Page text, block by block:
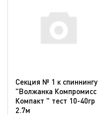
Секция № 1 к спиннингу
"Волжанка Компромисс
Компакт " тест 10-40гр
2.7м